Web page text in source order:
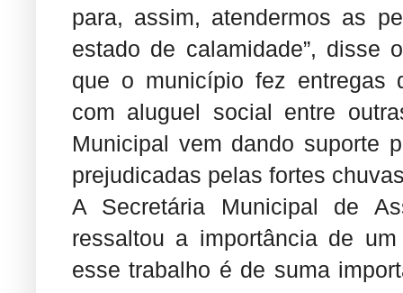
para, assim, atendermos as
estado de calamidade”, disse
que o município fez entregas
com aluguel social entre
Municipal vem dando suporte
prejudicadas pelas fortes
A Secretária Municipal de
ressaltou a importância de
esse trabalho é de suma